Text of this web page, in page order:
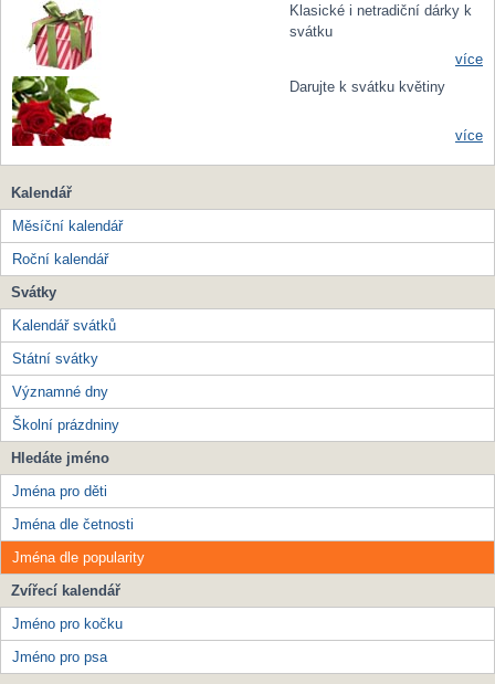
Klasické i netradiční dárky k
svátku
více
Darujte k svátku květiny
více
Kalendář
Měsíční kalendář
Roční kalendář
Svátky
Kalendář svátků
Státní svátky
Významné dny
Školní prázdniny
Hledáte jméno
Jména pro děti
Jména dle četnosti
Jména dle popularity
Zvířecí kalendář
Jméno pro kočku
Jméno pro psa